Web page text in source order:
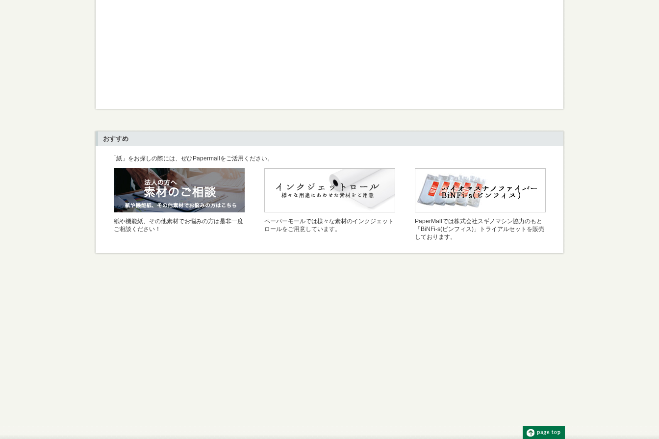
おすすめ
「紙」をお探しの際には、ぜひPapermallをご活用ください。
紙や機能紙、その他素材でお悩みの方は是非一度
ご相談ください！
ペーパーモールでは様々な素材のインクジェット
ロールをご用意しています。
PaperMallでは株式会社スギノマシン協力のもと
「BiNFi-s(ビンフィス)」トライアルセットを販売
しております。